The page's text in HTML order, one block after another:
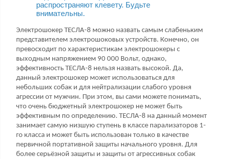
распространяют клевету. Будьте
внимательны.
Электрошокер ТЕСЛА-8 можно назвать самым слабеньким
представителем электрошоковых устройств. Конечно, он
превосходит по характеристикам электрошокеры с
выходным напряжением 90 000 Вольт, однако,
эффективность ТЕСЛА-8 нельзя назвать высокой. Да,
данный электрошокер может использоваться для
небольших собак и для нейтрализации слабого уровня
агрессии от мужчин. При этом, вы сами можете понимать,
что очень бюджетный электрошокер не может быть
эффективным по определению. ТЕСЛА-8 на данный момент
занимает самую низшую ступень в классе парализаторов 1-
го класса и может быть использован только в качестве
первичной портативной защиты начального уровня. Для
более серьёзной защиты и защиты от агрессивных собак